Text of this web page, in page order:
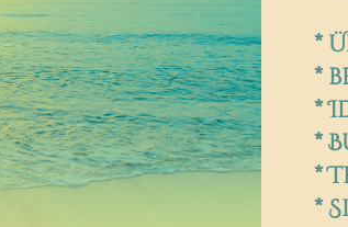
*
*
*
*
*
*